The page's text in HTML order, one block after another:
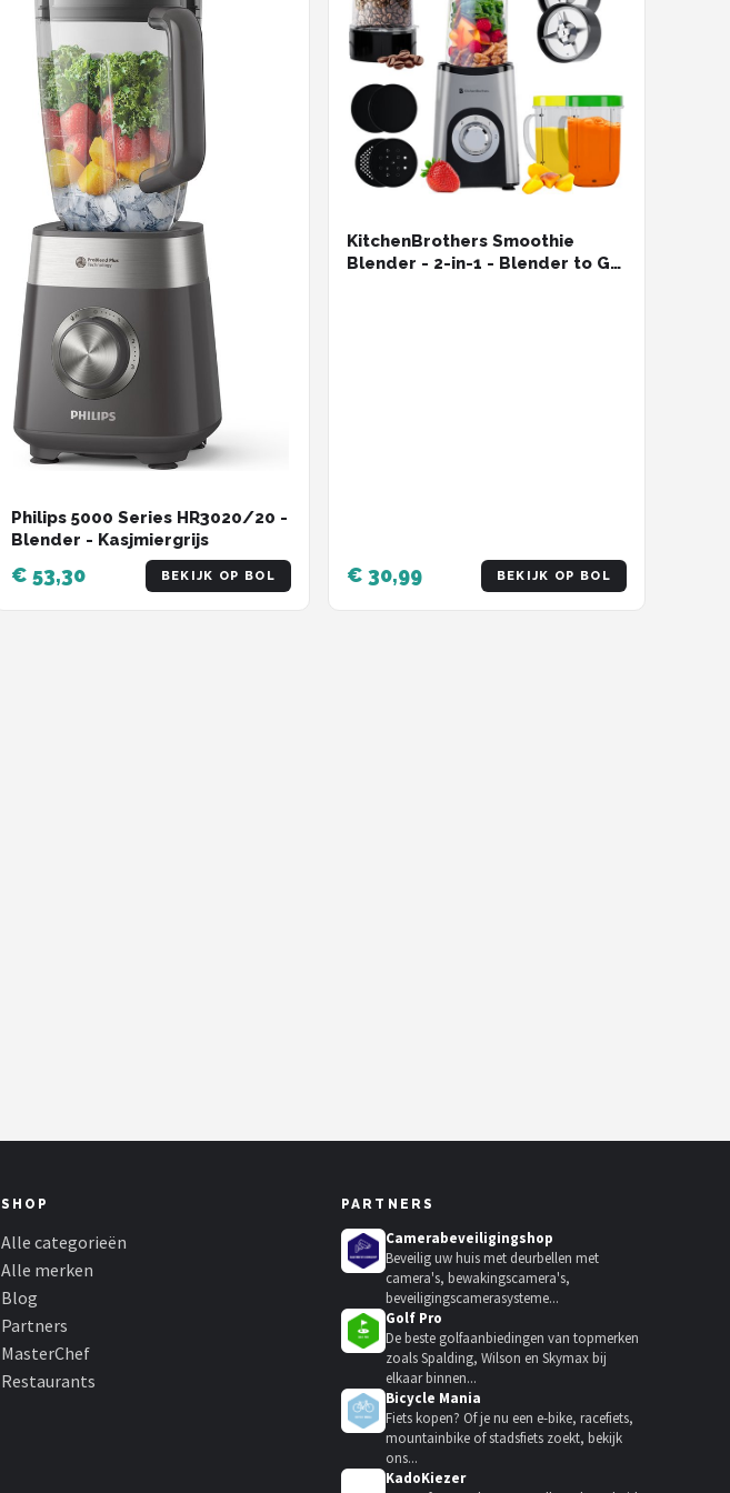
Philips 5000 Series HR3020/20 -
Blender - Kasjmiergrijs
€ 53,30 BEKIJK OP BOL
KitchenBrothers Smoothie
Blender - 2-in-1 - Blender to Go
€ 30,99 BEKIJK OP BOL
SHOP
Alle categorieën
Alle merken
Blog
Partners
MasterChef
Restaurants
PARTNERS
Camerabeveiligingshop
Beveilig uw huis met deurbellen met
camera's, bewakingscamera's,
beveiligingscamerasysteme...
Golf Pro
De beste golfaanbiedingen van topmerken
zoals Spalding, Wilson en Skymax bij
elkaar binnen...
Bicycle Mania
Fiets kopen? Of je nu een e-bike, racefiets,
mountainbike of stadsfiets zoekt, bekijk
ons...
KadoKiezer